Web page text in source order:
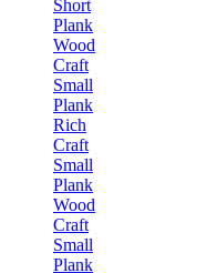
Short
Plank
Wood
Craft
Small
Plank
Rich
Craft
Small
Plank
Wood
Craft
Small
Plank